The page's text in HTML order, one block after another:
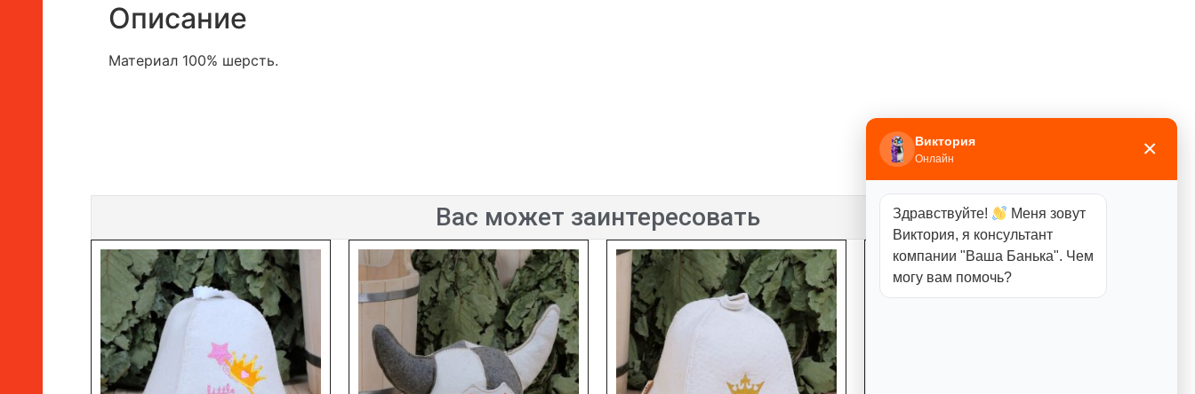
Описание
Материал 100% шерсть.
Вас может заинтересовать
Виктория
Онлайн ×
Здравствуйте!
Меня зовут
Виктория, я консультант
компании "Ваша Банька". Чем
могу вам помочь?